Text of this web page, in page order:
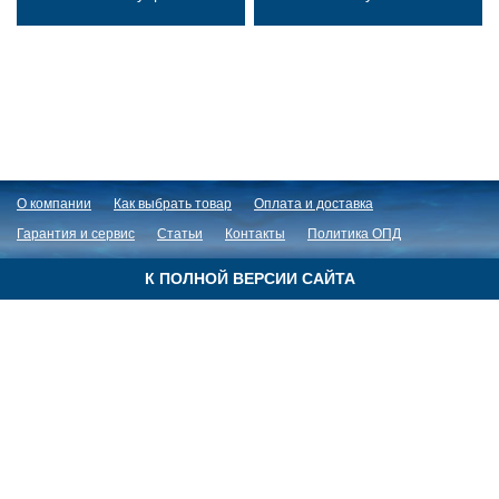
О компании Как выбрать товар
Оплата и доставка
Гарантия и сервис
Статьи Контакты Политика ОПД
К ПОЛНОЙ ВЕРСИИ САЙТА